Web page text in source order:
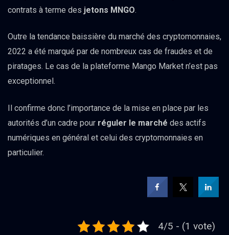
contrats à terme des jetons MNGO.
Outre la tendance baissière du marché des cryptomonnaies,
2022 a été marqué par de nombreux cas de fraudes et de
piratages. Le cas de la plateforme Mango Market n’est pas
exceptionnel.
Il confirme donc l’importance de la mise en place par les
autorités d’un cadre pour réguler le marché des actifs
numériques en général et celui des cryptomonnaies en
particulier.
4/5 - (1 vote)